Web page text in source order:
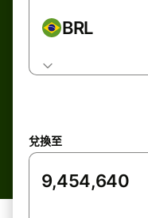
BRL
兌換至